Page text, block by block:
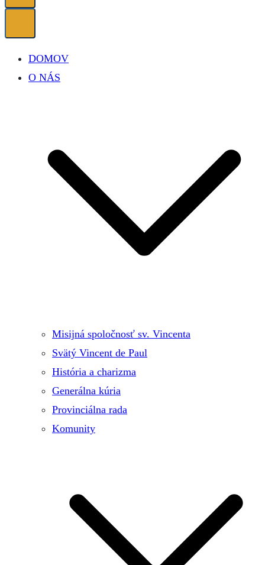
DOMOV
O NÁS
Misijná spoločnosť sv. Vincenta
Svätý Vincent de Paul
História a charizma
Generálna kúria
Provinciálna rada
Komunity